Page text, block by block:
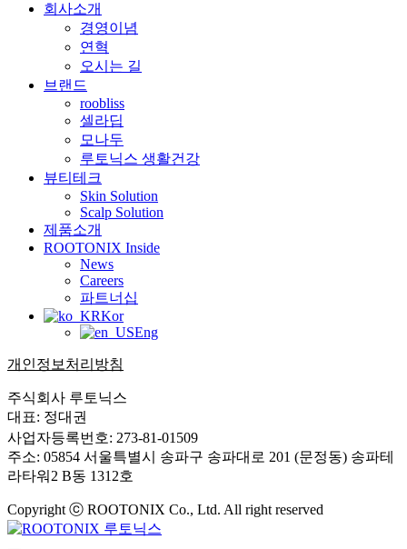
회사소개
경영이념
연혁
오시는 길
브랜드
roobliss
셀라딥
모나두
루토닉스 생활건강
뷰티테크
Skin Solution
Scalp Solution
제품소개
ROOTONIX Inside
News
Careers
파트너십
Kor
Eng
개인정보처리방침
주식회사 루토닉스
대표: 정대권
사업자등록번호: 273-81-01509
주소: 05854 서울특별시 송파구 송파대로 201 (문정동) 송파테
라타워2 B동 1312호
Copyright ⓒ ROOTONIX Co., Ltd. All right reserved